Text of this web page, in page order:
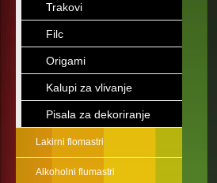
Trakovi
Filc
Origami
Kalupi za vlivanje
Pisala za dekoriranje
Lakirni flomastri
Alkoholni flumastri